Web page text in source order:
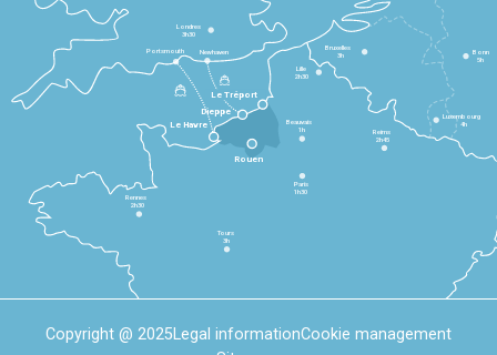
Le Havre
Dieppe
Le Tréport
Rennes
2h30
Tours
3h
Paris
1h30
Beauvais
1h
Reims
2h45
Lille
2h30
Bruxelles
3h
Londres
3h30
Newhaven
Portsmouth
Bonn
5h
Luxembourg
4h
Rouen
Copyright @ 2025Legal informationCookie management